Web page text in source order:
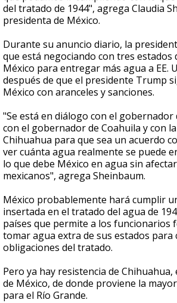
del tratado de 1944", agrega Claudia
presidenta de México.
Durante su anuncio diario, la
que está negociando con tres estados
México para entregar más agua a EE.
después de que el presidente Trump
México con aranceles y sanciones.
"Se está en diálogo con el gobernador
con el gobernador de Coahuila y con
Chihuahua para que sea un acuerdo
ver cuánta agua realmente se puede
lo que debe México en agua sin
mexicanos", agrega Sheinbaum.
México probablemente hará cumplir
insertada en el tratado del agua de
países que permite a los funcionarios
tomar agua extra de sus estados para
obligaciones del tratado.
Pero ya hay resistencia de
de México, de donde proviene la
para el Río Grande.